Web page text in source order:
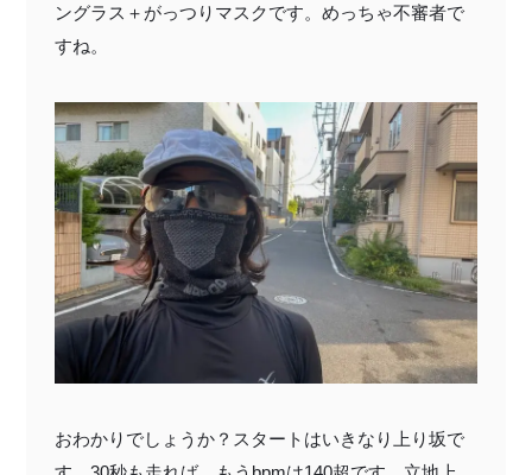
ングラス＋がっつりマスクです。めっちゃ不審者で
すね。
おわかりでしょうか？スタートはいきなり上り坂で